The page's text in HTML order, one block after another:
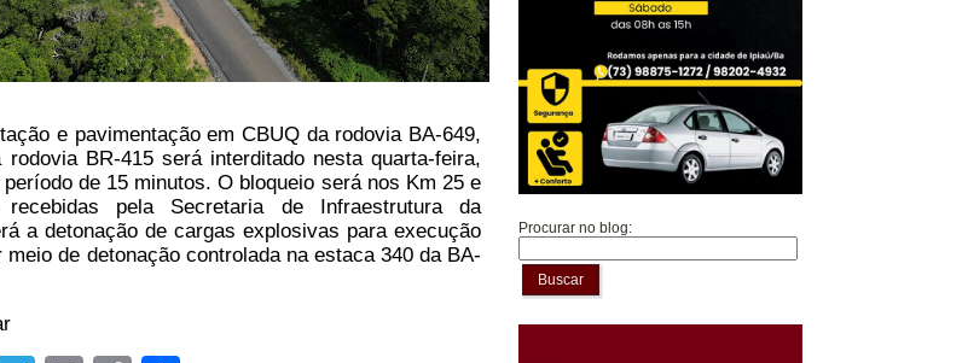
e pavimentação em CBUQ da rodovia BA-649,
BR-415 será interditado nesta quarta-feira,
de 15 minutos. O bloqueio será nos Km 25 e
pela Secretaria de Infraestrutura da
a detonação de cargas explosivas para execução
de detonação controlada na estaca 340 da BA-
Procurar no blog:
Buscar